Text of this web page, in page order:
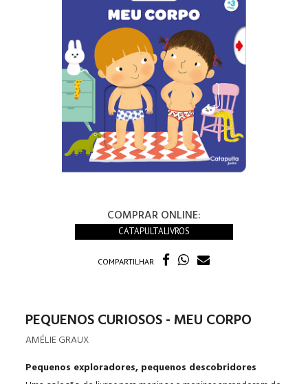
COMPRAR ONLINE:
CATAPULTALIVROS
COMPARTILHAR
PEQUENOS CURIOSOS - MEU CORPO
AMÉLIE GRAUX
Pequenos exploradores, pequenos descobridores